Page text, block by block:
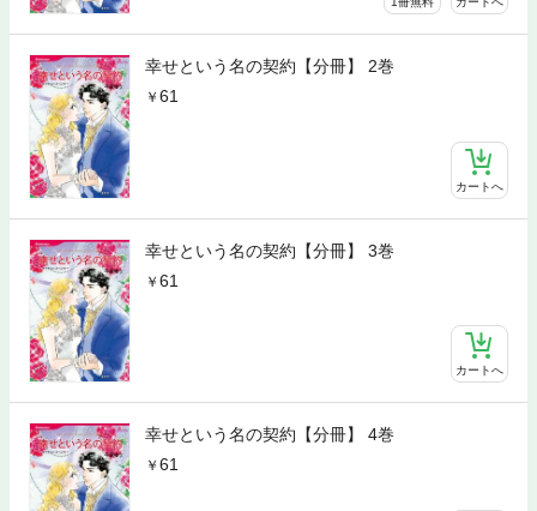
幸せという名の契約【分冊】 2巻
61
カートへ
幸せという名の契約【分冊】 3巻
61
カートへ
幸せという名の契約【分冊】 4巻
61